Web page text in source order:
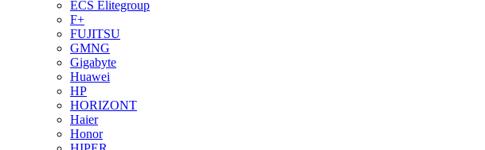
ECS Elitegroup
F+
FUJITSU
GMNG
Gigabyte
Huawei
HP
HORIZONT
Haier
Honor